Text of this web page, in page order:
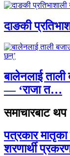
दाङकी
बालेनलाई
— ‘राजा त…
समाचारबाट थप
पत्रकार
शरणार्थी